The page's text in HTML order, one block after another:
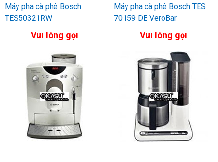
Máy pha cà phê Bosch
TES50321RW
Vui lòng gọi
Máy pha cà phê Bosch TES
70159 DE VeroBar
Vui lòng gọi